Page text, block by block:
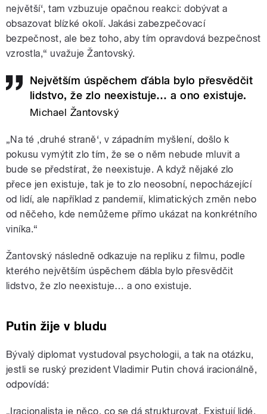
největší‘, tam vzbuzuje opačnou reakci: dobývat a
obsazovat blízké okolí. Jakási zabezpečovací
bezpečnost, ale bez toho, aby tím opravdová bezpečnost
vzrostla,“ uvažuje Žantovský.
Největším úspěchem ďábla bylo přesvědčit
lidstvo, že zlo neexistuje… a ono existuje.
Michael Žantovský
„Na té ,druhé straně‘, v západním myšlení, došlo k
pokusu vymýtit zlo tím, že se o něm nebude mluvit a
bude se předstírat, že neexistuje. A když nějaké zlo
přece jen existuje, tak je to zlo neosobní, nepocházející
od lidí, ale například z pandemií, klimatických změn nebo
od něčeho, kde nemůžeme přímo ukázat na konkrétního
viníka.“
Žantovský následně odkazuje na repliku z filmu, podle
kterého největším úspěchem ďábla bylo přesvědčit
lidstvo, že zlo neexistuje… a ono existuje.
Putin žije v bludu
Bývalý diplomat vystudoval psychologii, a tak na otázku,
jestli se ruský prezident Vladimir Putin chová iracionálně,
odpovídá:
„Iracionalista je něco, co se dá strukturovat. Existují lidé,